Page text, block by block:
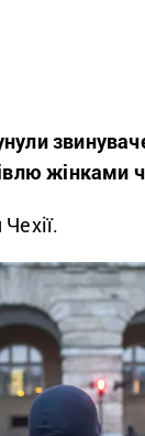
жінками
Чехії.